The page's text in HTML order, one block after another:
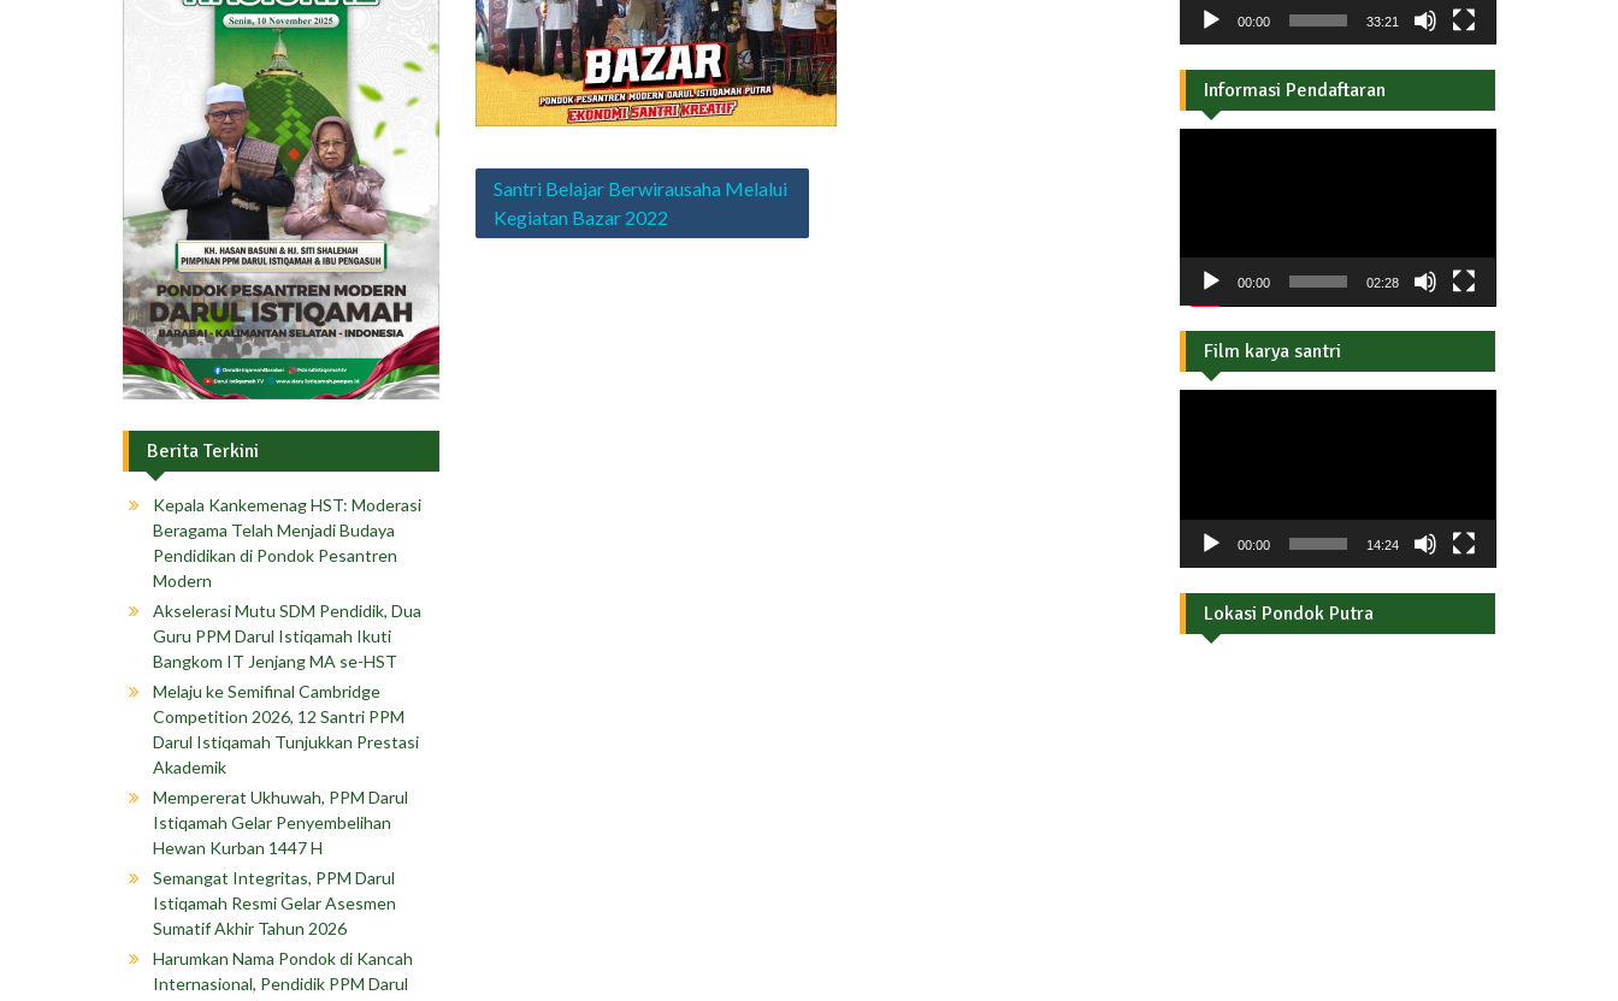
Navigasi
pos
Santri Belajar Berwirausaha Melalui
Kegiatan Bazar 2022
Berita Terkini
Kepala Kankemenag HST: Moderasi
Beragama Telah Menjadi Budaya
Pendidikan di Pondok Pesantren
Modern
Akselerasi Mutu SDM Pendidik, Dua
Guru PPM Darul Istiqamah Ikuti
Bangkom IT Jenjang MA se-HST
Melaju ke Semifinal Cambridge
Competition 2026, 12 Santri PPM
Darul Istiqamah Tunjukkan Prestasi
Akademik
Mempererat Ukhuwah, PPM Darul
Istiqamah Gelar Penyembelihan
Hewan Kurban 1447 H
Semangat Integritas, PPM Darul
Istiqamah Resmi Gelar Asesmen
Sumatif Akhir Tahun 2026
Harumkan Nama Pondok di Kancah
Internasional, Pendidik PPM Darul
00:00 33:21
Informasi Pendaftaran
00:00 02:28
Film karya santri
00:00 14:24
Lokasi Pondok Putra